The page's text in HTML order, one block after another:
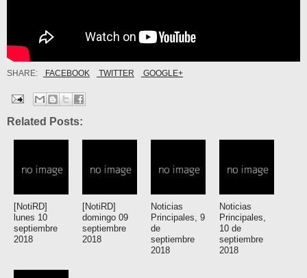
SHARE: FACEBOOK TWITTER GOOGLE+
Related Posts:
[NotiRD]
lunes 10
septiembre
2018
[NotiRD]
domingo 09
septiembre
2018
Noticias
Principales, 9
de
septiembre
2018
Noticias
Principales,
10 de
septiembre
2018